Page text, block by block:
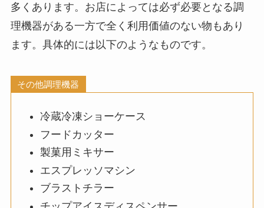
多くあります。お店によっては必ず必要となる調
理機器がある一方で全く利用価値のない物もあり
ます。具体的には以下のようなものです。
その他調理機器
冷蔵冷凍ショーケース
フードカッター
製菓用ミキサー
エスプレッソマシン
ブラストチラー